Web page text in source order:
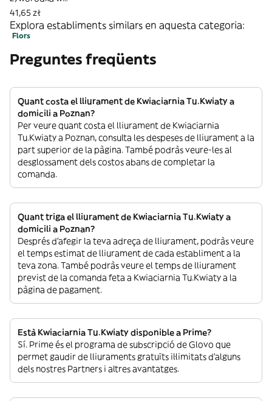
torebce
41,65 zł
Explora establiments similars en aquesta categoria:
Flors
Preguntes freqüents
Quant costa el lliurament de Kwiaciarnia Tu.Kwiaty a
domicili a Poznan?
Per veure quant costa el lliurament de Kwiaciarnia
Tu.Kwiaty a Poznan, consulta les despeses de lliurament a la
part superior de la pàgina. També podràs veure-les al
desglossament dels costos abans de completar la
comanda.
Quant triga el lliurament de Kwiaciarnia Tu.Kwiaty a
domicili a Poznan?
Després d’afegir la teva adreça de lliurament, podràs veure
el temps estimat de lliurament de cada establiment a la
teva zona. També podràs veure el temps de lliurament
previst de la comanda feta a Kwiaciarnia Tu.Kwiaty a la
pàgina de pagament.
Està Kwiaciarnia Tu.Kwiaty disponible a Prime?
Sí. Prime és el programa de subscripció de Glovo que
permet gaudir de lliuraments gratuïts il·limitats d’alguns
dels nostres Partners i altres avantatges.